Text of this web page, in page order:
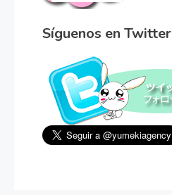
Síguenos en Twitter